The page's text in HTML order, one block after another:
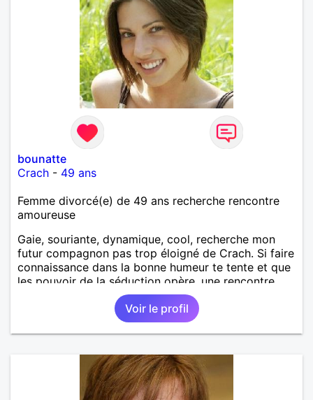
bounatte
Crach - 49 ans
Femme divorcé(e) de 49 ans recherche rencontre
amoureuse
Gaie, souriante, dynamique, cool, recherche mon
futur compagnon pas trop éloigné de Crach. Si faire
connaissance dans la bonne humeur te tente et que
les pouvoir de la séduction opère, une rencontre
galante s'imposera !
Voir le profil